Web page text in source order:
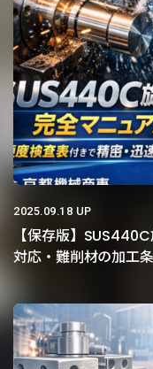
2025.09.18 UP
【保存版】
対応・難削材の加工